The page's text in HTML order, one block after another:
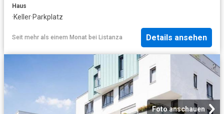
Haus
·Keller·Parkplatz
Seit mehr als einem Monat bei Listanza Details ansehen
Foto anschauen